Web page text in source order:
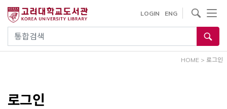
건
통합검색
LOGIN ENG
사이트내 검색
HOME > 로그인
로그인